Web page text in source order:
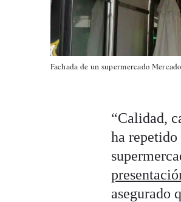
Fachada de un supermercado
“Calidad,
ha
asegurado